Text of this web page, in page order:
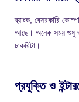
ব্যাংক, বেসরকারি
আছে। অনেক সময় শুধু
চাকরিটা।
প্রযুক্তি ও